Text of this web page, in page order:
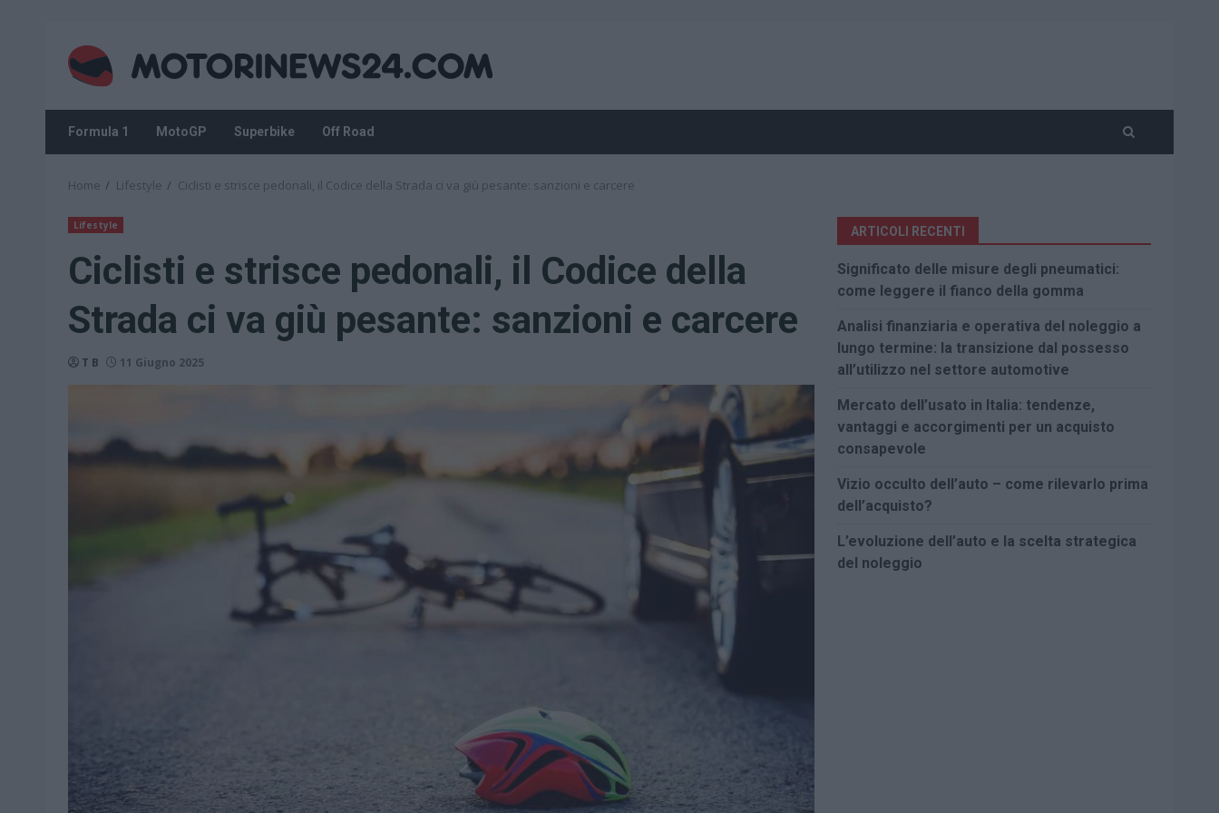
content
Formula 1 MotoGP Superbike Off Road
Home Lifestyle Ciclisti e strisce pedonali, il Codice della Strada ci va giù pesante: sanzioni e carcere
Lifestyle
Ciclisti e strisce pedonali, il Codice della
Strada ci va giù pesante: sanzioni e carcere
T B 11 Giugno 2025
ARTICOLI RECENTI
Significato delle misure degli pneumatici:
come leggere il fianco della gomma
Analisi finanziaria e operativa del noleggio a
lungo termine: la transizione dal possesso
all’utilizzo nel settore automotive
Mercato dell’usato in Italia: tendenze,
vantaggi e accorgimenti per un acquisto
consapevole
Vizio occulto dell’auto – come rilevarlo prima
dell’acquisto?
L’evoluzione dell’auto e la scelta strategica
del noleggio